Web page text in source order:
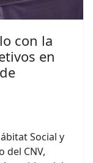
con la
en
Social y
del CNV,